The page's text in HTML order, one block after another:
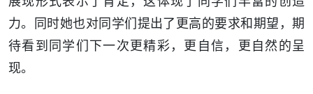
力。同时她也对同学们提出了更高的要求和期望，期
待看到同学们下一次更精彩，更自信，更自然的呈
现。